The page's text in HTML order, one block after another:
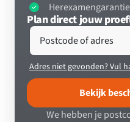
Plan direct jouw
Postcode of adres
Adres niet gevonden? Vul
Bekijk
We hebben je